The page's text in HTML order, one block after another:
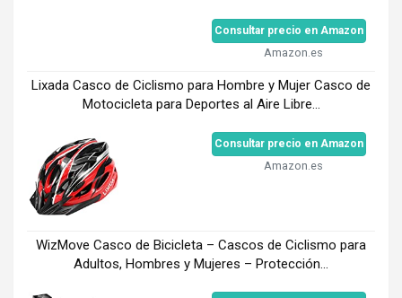
Consultar precio en Amazon
Amazon.es
Lixada Casco de Ciclismo para Hombre y Mujer Casco de
Motocicleta para Deportes al Aire Libre...
Consultar precio en Amazon
Amazon.es
WizMove Casco de Bicicleta – Cascos de Ciclismo para
Adultos, Hombres y Mujeres – Protección...